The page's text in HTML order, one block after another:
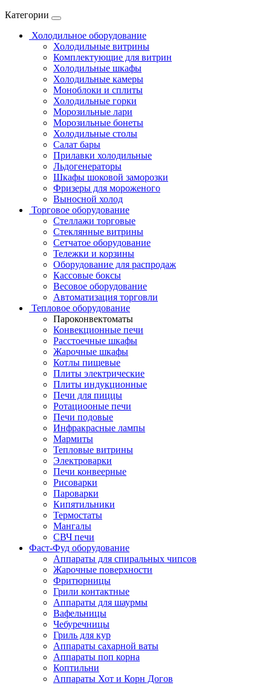
Категории
Холодильное оборудование
Холодильные витрины
Комплектующие для витрин
Холодильные шкафы
Холодильные камеры
Моноблоки и сплиты
Холодильные горки
Морозильные лари
Морозильные бонеты
Холодильные столы
Салат бары
Прилавки холодильные
Льдогенераторы
Шкафы шоковой заморозки
Фризеры для мороженого
Выносной холод
Торговое оборудование
Стеллажи торговые
Стеклянные витрины
Сетчатое оборудование
Тележки и корзины
Оборудование для распродаж
Кассовые боксы
Весовое оборудование
Автоматизация торговли
Тепловое оборудование
Пароконвектоматы
Конвекционные печи
Расстоечные шкафы
Жарочные шкафы
Котлы пищевые
Плиты электрические
Плиты индукционные
Печи для пиццы
Ротациооные печи
Печи подовые
Инфракрасные лампы
Мармиты
Тепловые витрины
Электроварки
Печи конвеерные
Рисоварки
Пароварки
Кипятильники
Термостаты
Мангалы
СВЧ печи
Фаст-Фуд оборудование
Аппараты для спиральных чипсов
Жарочные поверхности
Фритюрницы
Грили контактные
Аппараты для шаурмы
Вафельницы
Чебуречницы
Гриль для кур
Аппараты сахарной ваты
Аппараты поп корна
Коптильни
Аппараты Хот и Корн Догов